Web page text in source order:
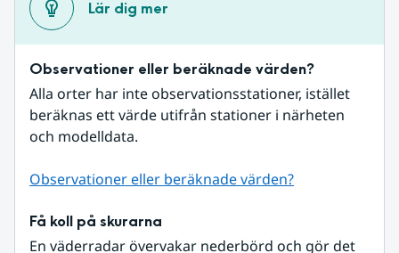
Lär dig mer
Observationer eller beräknade värden?
Alla orter har inte observationsstationer, istället
beräknas ett värde utifrån stationer i närheten
och modelldata.
Observationer eller beräknade värden?
Få koll på skurarna
En väderradar övervakar nederbörd och gör det